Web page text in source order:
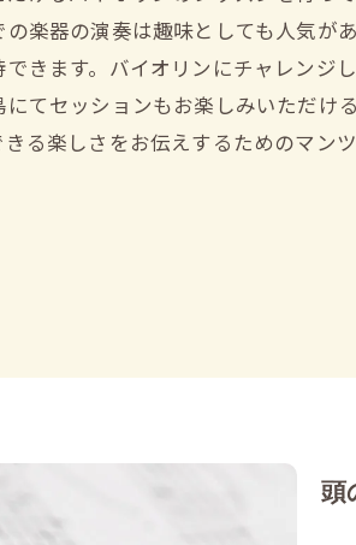
楽器の演奏は趣味としても人気が
きます。バイオリンにチャレンジ
てセッションもお楽しみいただけ
る楽しさをお伝えするためのマン
頭